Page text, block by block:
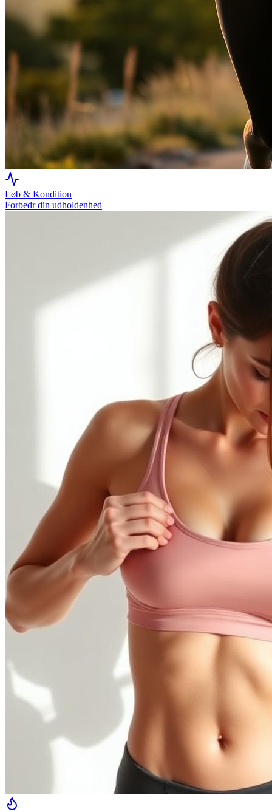
Løb & Kondition
Forbedr din udholdenhed